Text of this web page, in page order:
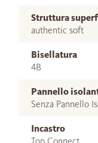
Struttura
authentic soft
Bisellatura
4B
Pannello
Senza Pannello
Incastro